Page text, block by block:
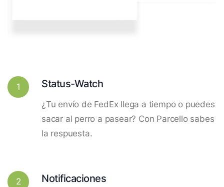
1 Status-Watch
¿Tu envío de FedEx llega a tiempo o puedes
sacar al perro a pasear? Con Parcello sabes
la respuesta.
2 Notificaciones